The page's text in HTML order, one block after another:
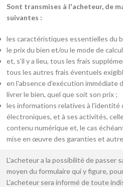
Sont transmises à l'acheteur, de
suivantes :
les caractéristiques essentielles du
le prix du bien et/ou le mode de
et, s'il y a lieu, tous les frais
tous les autres frais éventuels
en l'absence d'exécution immédiate
livrer le bien, quel que soit son prix ;
les informations relatives à l'identité
électroniques, et à ses activités,
contenu numérique et, le cas
mise en œuvre des garanties et
L'acheteur a la possibilité de passer
moyen du formulaire qui y figure,
L'acheteur sera informé de toute